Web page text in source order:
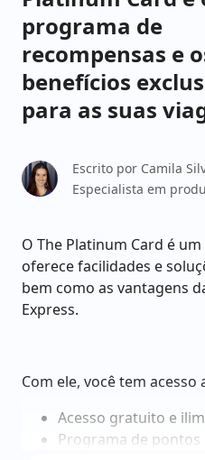
programa de
recompensas e
benefícios
para as suas
Escrito por Camila
Especialista em
O The Platinum Card é
oferece facilidades e
bem como as vantagens
Express.
Com ele, você tem acesso
Acesso gratuito e
Programa de